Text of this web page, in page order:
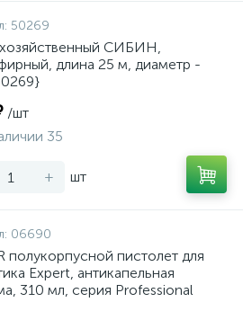
50269
СИБИН,
длина 25 м, диаметр -
/шт
35
+ шт
06690
полукорпусной пистолет для
Expert, антикапельная
310 мл, серия Professional